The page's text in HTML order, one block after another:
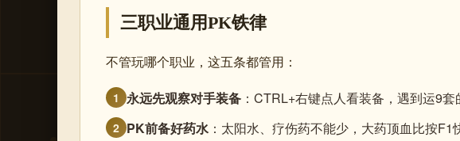
三职业通用PK铁律
不管玩哪个职业，这五条都管用：
1 永远先观察对手装备 ：CTRL+右键点人看装备，遇到运9
2 PK前备好药水 ：太阳水、疗伤药不能少，大药顶血比按F1